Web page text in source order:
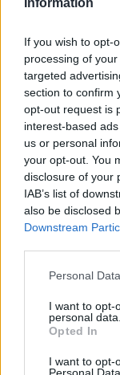
If you wish to opt-
processing of
targeted
section to confirm
opt-out request is
interest-based
us or personal
your opt-out. You
disclosure of your
IAB’s list of
also be disclosed
Downstream
Personal
I want to opt-
personal data.
Opted In
I want to opt-
Personal Data.
και κοινωνικής
Να παραμείνει
2018, ημέρα
Να διατεθεί
Να κατατεθεί
μέρους του
Να
Συμβουλίου
[ΠΗΓΗ]